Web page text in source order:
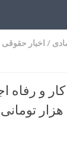
/ اخبار حقوقی
و رفاه
پرداخت یارانه ۲۵۰